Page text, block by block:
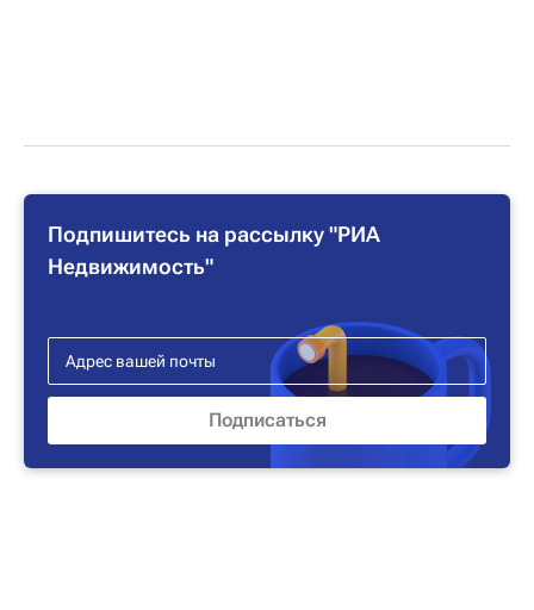
Подпишитесь на рассылку "РИА
Недвижимость"